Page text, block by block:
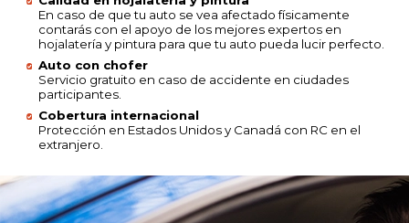
En caso de que tu auto se vea afectado físicamente
contarás con el apoyo de los mejores expertos en
hojalatería y pintura para que tu auto pueda lucir perfecto.
Auto con chofer
Servicio gratuito en caso de accidente en ciudades
participantes.
Cobertura internacional
Protección en Estados Unidos y Canadá con RC en el
extranjero.